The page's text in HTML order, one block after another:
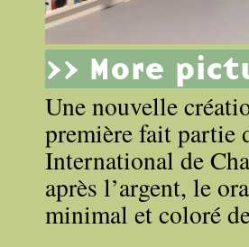
>> More
Une nouvelle
première fait partie
International de
après l’argent, le
minimal et coloré